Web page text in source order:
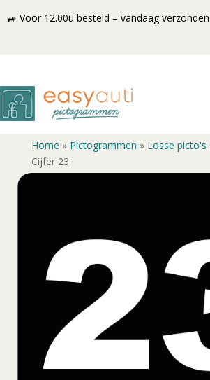
🚙 Voor 12.00u besteld = vandaag verzonden
Home » Pictogrammen » Losse picto's
Cijfer 23